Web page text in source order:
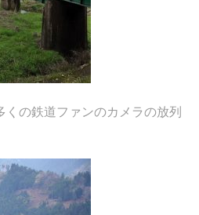
の鉄道ファンのカメラの放列